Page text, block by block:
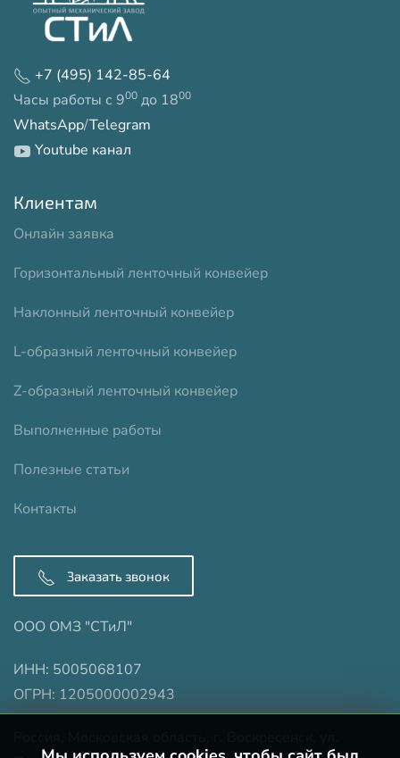
+7 (495) 142-85-64
Часы работы с 900 до 1800
WhatsApp/Telegram
Youtube канал
Клиентам
Онлайн заявка
Горизонтальный ленточный конвейер
Наклонный ленточный конвейер
L-образный ленточный конвейер
Z-образный ленточный конвейер
Выполненные работы
Полезные статьи
Контакты
Заказать звонок
ООО ОМЗ "СТиЛ"
ИНН: 5005068107
ОГРН: 1205000002943